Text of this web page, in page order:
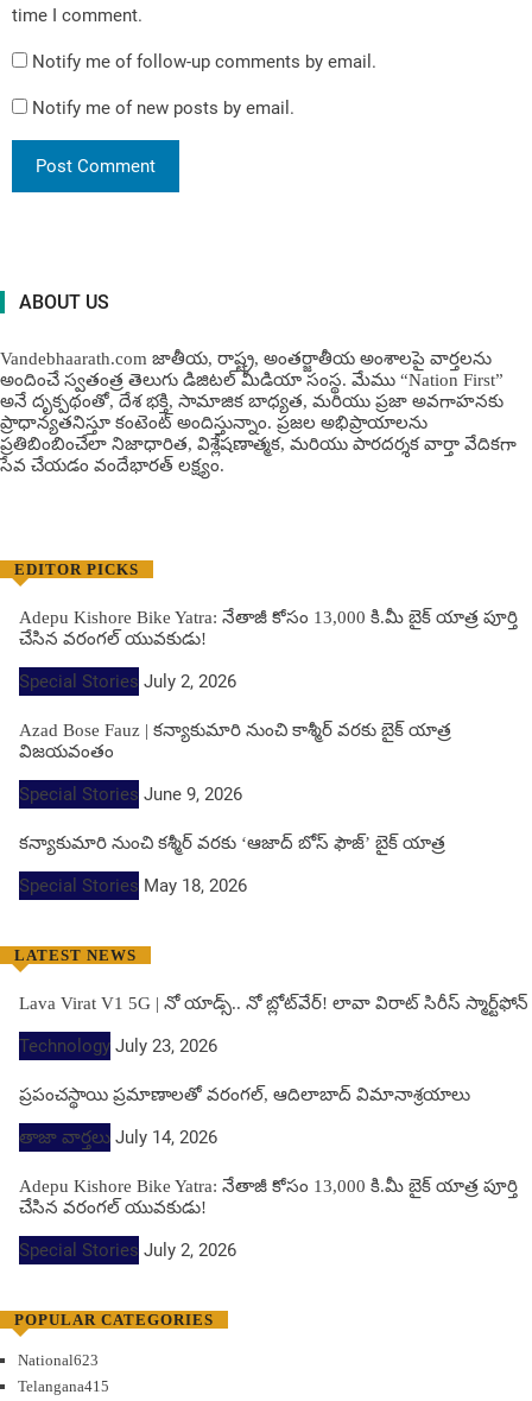
time I comment.
Notify me of follow-up comments by email.
Notify me of new posts by email.
ABOUT US
Vandebhaarath.com జాతీయ, రాష్ట్ర, అంతర్జాతీయ అంశాలపై వార్తలను
అందించే స్వతంత్ర తెలుగు డిజిటల్ మీడియా సంస్థ. మేము “Nation First”
అనే దృక్పథంతో, దేశ భక్తి, సామాజిక బాధ్యత, మరియు ప్రజా అవగాహనకు
ప్రాధాన్యతనిస్తూ కంటెంట్ అందిస్తున్నాం. ప్రజల అభిప్రాయాలను
ప్రతిబింబించేలా నిజాధారిత, విశ్లేషణాత్మక, మరియు పారదర్శక వార్తా వేదికగా
సేవ చేయడం వందేభార‌త్ ల‌క్ష్యం.
EDITOR PICKS
Adepu Kishore Bike Yatra: నేతాజీ కోసం 13,000 కి.మీ బైక్ యాత్ర పూర్తి
చేసిన వరంగల్ యువకుడు!
Special Stories July 2, 2026
Azad Bose Fauz | కన్యాకుమారి నుంచి కాశ్మీర్ వరకు బైక్ యాత్ర
విజయవంతం
Special Stories June 9, 2026
కన్యాకుమారి నుంచి కశ్మీర్ వరకు ‘ఆజాద్ బోస్ ఫౌజ్’ బైక్ యాత్ర
Special Stories May 18, 2026
LATEST NEWS
Lava Virat V1 5G | నో యాడ్స్.. నో బ్లోట్‌వేర్! లావా విరాట్ సిరీస్ స్మార్ట్‌ఫోన్​
Technology July 23, 2026
ప్రపంచస్థాయి ప్రమాణాలతో వరంగల్, ఆదిలాబాద్ విమానాశ్రయాలు
తాజా వార్తలు July 14, 2026
Adepu Kishore Bike Yatra: నేతాజీ కోసం 13,000 కి.మీ బైక్ యాత్ర పూర్తి
చేసిన వరంగల్ యువకుడు!
Special Stories July 2, 2026
POPULAR CATEGORIES
National623
Telangana415